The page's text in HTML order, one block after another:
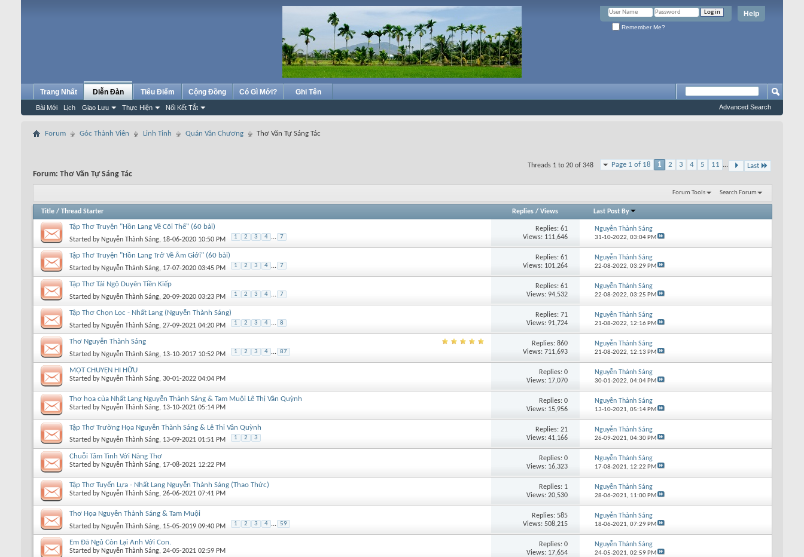
Help
Remember Me?
Trang Nhất Diễn Đàn
Bài Mới Lịch Giao Lưu Thực Hiện Nối Kết Tắt
Tiêu Điểm Cộng Đồng Có Gì Mới? Ghi Tên
Advanced Search
Forum Góc Thành Viên Linh Tinh Quán Văn Chương Thơ Văn Tự Sáng Tác
Page 1 of 18 1 2 3 4 5 11 ... Last
Threads 1 to 20 of 348
Forum: Thơ Văn Tự Sáng Tác
Forum Tools Search Forum
Title / Thread Starter Replies/ Views Last Post By
Tập Thơ Truyện "Hồn Lang Về Cõi Thế" (60 bài)
Started by Nguyễn Thành Sáng, 18-06-2020 10:50 PM 1 2 3 4 ... 7
Replies: 61
Views: 111,646
Nguyễn Thành Sáng
31-10-2022, 03:04 PM
Tập Thơ Truyện "Hồn Lang Trở Về Âm Giới" (60 bài)
Started by Nguyễn Thành Sáng, 17-07-2020 03:45 PM 1 2 3 4 ... 7
Replies: 61
Views: 101,264
Nguyễn Thành Sáng
22-08-2022, 03:29 PM
Tập Thơ Tái Ngộ Duyên Tiền Kiếp
Started by Nguyễn Thành Sáng, 20-09-2020 03:23 PM 1 2 3 4 ... 7
Replies: 61
Views: 94,532
Nguyễn Thành Sáng
22-08-2022, 03:25 PM
Tập Thơ Chọn Lọc - Nhất Lang (Nguyễn Thành Sáng)
Started by Nguyễn Thành Sáng, 27-09-2021 04:20 PM 1 2 3 4 ... 8
Replies: 71
Views: 91,724
Nguyễn Thành Sáng
21-08-2022, 12:16 PM
Thơ Nguyễn Thành Sáng
Started by Nguyễn Thành Sáng, 13-10-2017 10:52 PM 1 2 3 4 ... 87
Replies: 860
Views: 711,693
Nguyễn Thành Sáng
21-08-2022, 12:13 PM
MỘT CHUYỆN HI HỮU
Started by Nguyễn Thành Sáng, 30-01-2022 04:04 PM
Replies: 0
Views: 17,070
Nguyễn Thành Sáng
30-01-2022, 04:04 PM
Thơ họa của Nhất Lang Nguyễn Thành Sáng & Tam Muội Lê Thị Vân Quỳnh
Started by Nguyễn Thành Sáng, 13-10-2021 05:14 PM
Replies: 0
Views: 15,956
Nguyễn Thành Sáng
13-10-2021, 05:14 PM
Tập Thơ Trường Họa Nguyễn Thành Sáng & Lê Thi Vân Quỳnh
Started by Nguyễn Thành Sáng, 13-09-2021 01:51 PM 1 2 3
Replies: 21
Views: 41,166
Nguyễn Thành Sáng
26-09-2021, 04:30 PM
Chuỗi Tâm Tình Với Nàng Thơ
Started by Nguyễn Thành Sáng, 17-08-2021 12:22 PM
Replies: 0
Views: 16,323
Nguyễn Thành Sáng
17-08-2021, 12:22 PM
Tập Thơ Tuyển Lựa - Nhất Lang Nguyễn Thành Sáng (Thao Thức)
Started by Nguyễn Thành Sáng, 26-06-2021 07:41 PM
Replies: 1
Views: 20,530
Nguyễn Thành Sáng
28-06-2021, 11:00 PM
Thơ Họa Nguyễn Thành Sáng & Tam Muội
Started by Nguyễn Thành Sáng, 15-05-2019 09:40 PM 1 2 3 4 ... 59
Replies: 585
Views: 508,215
Nguyễn Thành Sáng
18-06-2021, 07:29 PM
Em Đã Ngủ Còn Lại Anh Với Con.
Started by Nguyễn Thành Sáng, 24-05-2021 02:59 PM
Replies: 0
Views: 17,654
Nguyễn Thành Sáng
24-05-2021, 02:59 PM